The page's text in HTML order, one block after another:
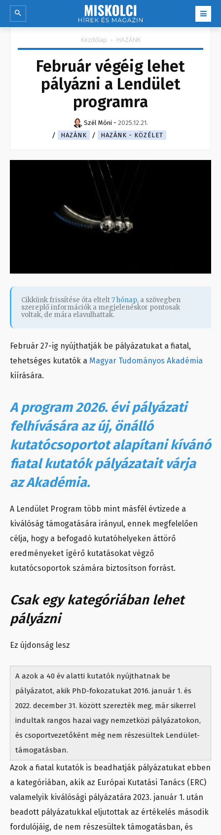
Kezdőlap HAZÁNK
Február végéig lehet
pályázni a Lendület
programra
Szél Móni - 2025.12.21.
HAZÁNK
HAZÁNK - KÖZÉLET
Cikkünk frissítése óta eltelt7 hónap, a szövegben
szereplő információk a megjelenéskor pontosak
voltak, de mára elavulhattak.
Február 27-ig nyújthatják be pályázatukat a fiatal,
tehetséges kutatók a Magyar Tudományos Akadémia
kiírására.
A program 2026. évi pályázati
felhívására az új, önálló
kutatócsoportot alapítani kívánó
fiatal kutatók pályázatait várja
az Akadémia.
A Lendület Program több mint másfél évtizede a
kiválóság támogatására irányul, ennek megfelelően
célja, hogy a befogadó kutatóhelyeken áttörő
eredményeket ígérő kutatásokat végző
kutatócsoportok számára biztosítson forrást.
Csak egy kategóriában lehet
pályázni
Ez újdonság lesz
A azok a 40 év alatti kutatók nyújthatnak be
pályázatot, akik PhD-fokozatukat 2016. január 1. és
2022. december 31. között szerezték meg, már sikerrel
indultak rangos hazai vagy nemzetközi pályázatokon,
és csoportvezetőként még nem részesültek Lendület-
támogatásban.
Azok a fiatal kutatók is beadhatják pályázatukat ebben
a kategóriában, akik az Európai Kutatási Tanács (ERC)
valamelyik kiválósági pályázatára 2023. január 1. után
beadott pályázatukkal eljutottak az értékelés második
fordulójáig, de nem részesültek támogatásban, és